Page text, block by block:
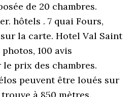
de 20 chambres.
hôtels . 7 quai Fours,
la carte. Hotel Val Saint
100 avis
prix des chambres.
peuvent être loués sur